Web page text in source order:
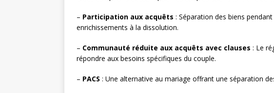
– Participation aux acquêts : Séparation des biens
enrichissements à la dissolution.
– Communauté réduite aux acquêts avec clauses : Le
répondre aux besoins spécifiques du couple.
– PACS : Une alternative au mariage offrant une séparation